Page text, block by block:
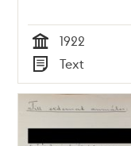
Tid
1922
Typ
Text